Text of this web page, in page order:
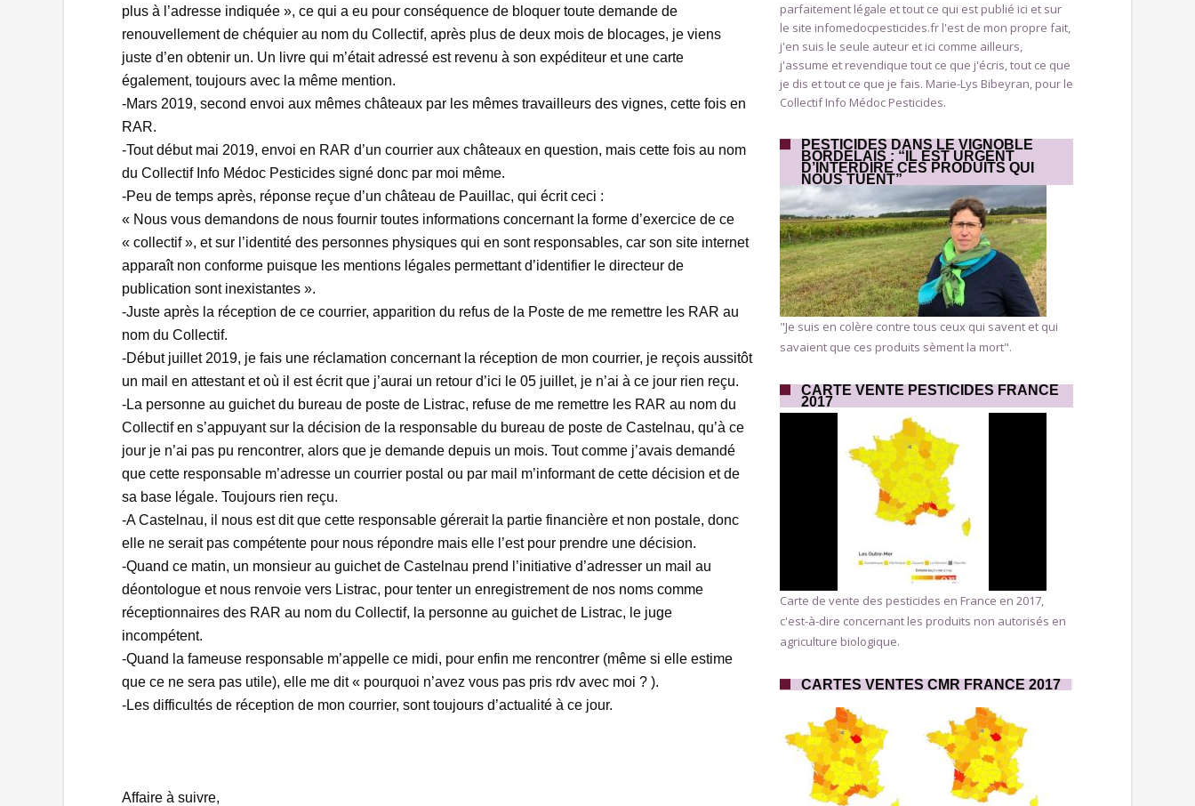
plus à l’adresse indiquée », ce qui a eu pour conséquence de bloquer toute demande de
renouvellement de chéquier au nom du Collectif, après plus de deux mois de blocages, je viens
juste d’en obtenir un. Un livre qui m’était adressé est revenu à son expéditeur et une carte
également, toujours avec la même mention.
-Mars 2019, second envoi aux mêmes châteaux par les mêmes travailleurs des vignes, cette fois en
RAR.
-Tout début mai 2019, envoi en RAR d’un courrier aux châteaux en question, mais cette fois au nom
du Collectif Info Médoc Pesticides signé donc par moi même.
-Peu de temps après, réponse reçue d’un château de Pauillac, qui écrit ceci :
« Nous vous demandons de nous fournir toutes informations concernant la forme d’exercice de ce
« collectif », et sur l’identité des personnes physiques qui en sont responsables, car son site internet
apparaît non conforme puisque les mentions légales permettant d’identifier le directeur de
publication sont inexistantes ».
-Juste après la réception de ce courrier, apparition du refus de la Poste de me remettre les RAR au
nom du Collectif.
-Début juillet 2019, je fais une réclamation concernant la réception de mon courrier, je reçois aussitôt
un mail en attestant et où il est écrit que j’aurai un retour d’ici le 05 juillet, je n’ai à ce jour rien reçu.
-La personne au guichet du bureau de poste de Listrac, refuse de me remettre les RAR au nom du
Collectif en s’appuyant sur la décision de la responsable du bureau de poste de Castelnau, qu’à ce
jour je n’ai pas pu rencontrer, alors que je demande depuis un mois. Tout comme j’avais demandé
que cette responsable m’adresse un courrier postal ou par mail m’informant de cette décision et de
sa base légale. Toujours rien reçu.
-A Castelnau, il nous est dit que cette responsable gérerait la partie financière et non postale, donc
elle ne serait pas compétente pour nous répondre mais elle l’est pour prendre une décision.
-Quand ce matin, un monsieur au guichet de Castelnau prend l’initiative d’adresser un mail au
déontologue et nous renvoie vers Listrac, pour tenter un enregistrement de nos noms comme
réceptionnaires des RAR au nom du Collectif, la personne au guichet de Listrac, le juge
incompétent.
-Quand la fameuse responsable m’appelle ce midi, pour enfin me rencontrer (même si elle estime
que ce ne sera pas utile), elle me dit « pourquoi n’avez vous pas pris rdv avec moi ? ).
-Les difficultés de réception de mon courrier, sont toujours d’actualité à ce jour.
Affaire à suivre,
parfaitement légale et tout ce qui est publié ici et sur
le site infomedocpesticides.fr l'est de mon propre fait,
j'en suis le seule auteur et ici comme ailleurs,
j'assume et revendique tout ce que j'écris, tout ce que
je dis et tout ce que je fais. Marie-Lys Bibeyran, pour le
Collectif Info Médoc Pesticides.
PESTICIDES DANS LE VIGNOBLE
BORDELAIS : “IL EST URGENT
D’INTERDIRE CES PRODUITS QUI
NOUS TUENT”
"Je suis en colère contre tous ceux qui savent et qui
savaient que ces produits sèment la mort".
CARTE VENTE PESTICIDES FRANCE
2017
Carte de vente des pesticides en France en 2017,
c'est-à-dire concernant les produits non autorisés en
agriculture biologique.
CARTES VENTES CMR FRANCE 2017